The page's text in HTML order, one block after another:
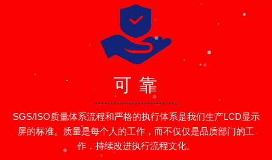
可 靠
SGS/ISO质量体系流程和严格的执行体系是我们生产LCD显示
屏的标准。质量是每个人的工作，而不仅仅是品质部门的工
作，持续改进执行流程文化。